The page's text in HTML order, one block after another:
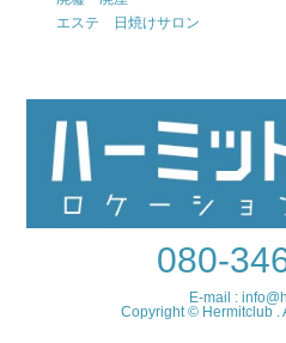
エステ 日焼けサロン
080-
E-mail :
Copyright © Hermitclub .